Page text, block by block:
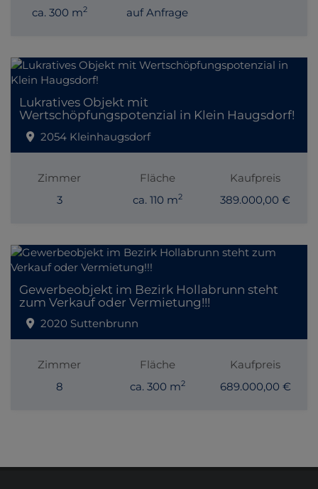
ca. 300 m2
auf Anfrage
Lukratives Objekt mit
Wertschöpfungspotenzial in Klein Haugsdorf!
2054 Kleinhaugsdorf
Zimmer
3
Fläche
ca. 110 m2
Kaufpreis
389.000,00 €
Gewerbeobjekt im Bezirk Hollabrunn steht
zum Verkauf oder Vermietung!!!
2020 Suttenbrunn
Zimmer
8
Fläche
ca. 300 m2
Kaufpreis
689.000,00 €